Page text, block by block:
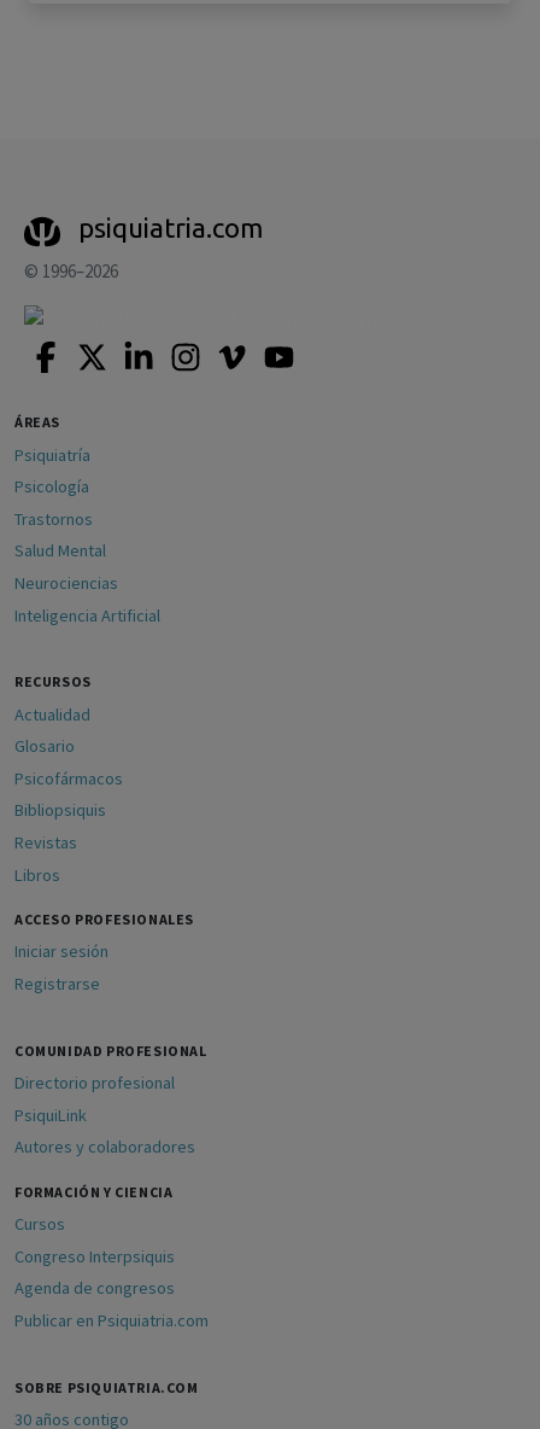
psiquiatria.com
© 1996–2026
ÁREAS
Psiquiatría
Psicología
Trastornos
Salud Mental
Neurociencias
Inteligencia Artificial
RECURSOS
Actualidad
Glosario
Psicofármacos
Bibliopsiquis
Revistas
Libros
ACCESO PROFESIONALES
Iniciar sesión
Registrarse
COMUNIDAD PROFESIONAL
Directorio profesional
PsiquiLink
Autores y colaboradores
FORMACIÓN Y CIENCIA
Cursos
Congreso Interpsiquis
Agenda de congresos
Publicar en Psiquiatria.com
SOBRE PSIQUIATRIA.COM
30 años contigo